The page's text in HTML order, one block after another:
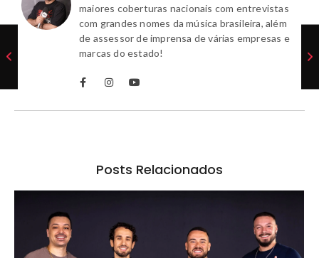
maiores coberturas nacionais com entrevistas
com grandes nomes da música brasileira, além
de assessor de imprensa de várias empresas e
marcas do estado!
Posts Relacionados